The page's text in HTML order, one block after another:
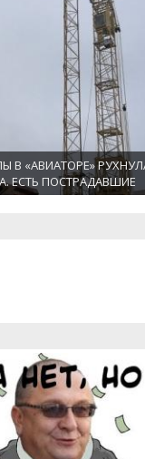
В «АВИАТОРЕ»
ЕСТЬ ПОСТРАДАВШИЕ